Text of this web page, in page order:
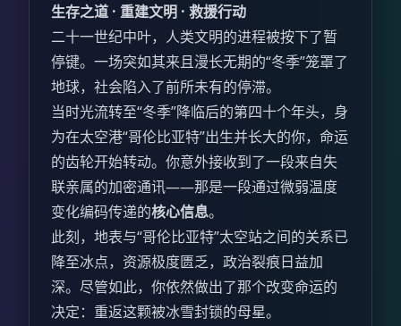
生存之道 · 重建文明 · 救援行动
二十一世纪中叶，人类文明的进程被按下了暂
停键。一场突如其来且漫长无期的“冬季”笼罩了
地球，社会陷入了前所未有的停滞。
当时光流转至“冬季”降临后的第四十个年头，身
为在太空港“哥伦比亚特”出生并长大的你，命运
的齿轮开始转动。你意外接收到了一段来自失
联亲属的加密通讯——那是一段通过微弱温度
变化编码传递的核心信息。
此刻，地表与“哥伦比亚特”太空站之间的关系已
降至冰点，资源极度匮乏，政治裂痕日益加
深。尽管如此，你依然做出了那个改变命运的
决定：重返这颗被冰雪封锁的母星。